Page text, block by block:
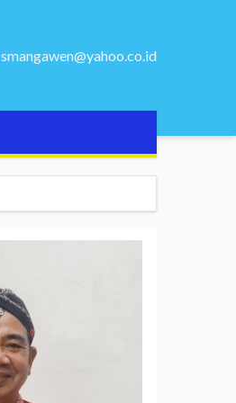
smangawen@yahoo.co.id